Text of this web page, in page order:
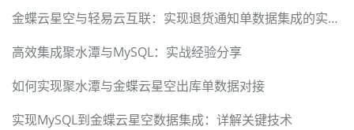
金蝶云星空与轻易云互联：实现退货通知单数据集成的实战案例
高效集成聚水潭与MySQL：实战经验分享
如何实现聚水潭与金蝶云星空出库单数据对接
实现MySQL到金蝶云星空数据集成：详解关键技术